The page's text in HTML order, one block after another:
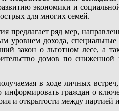
экономики и
для многих семей.
предлагает ряд мер,
уровнем дохода,
закон о льготном лесе, а
домов по
в ходе личных
информировать граждан о
и открытости между партией